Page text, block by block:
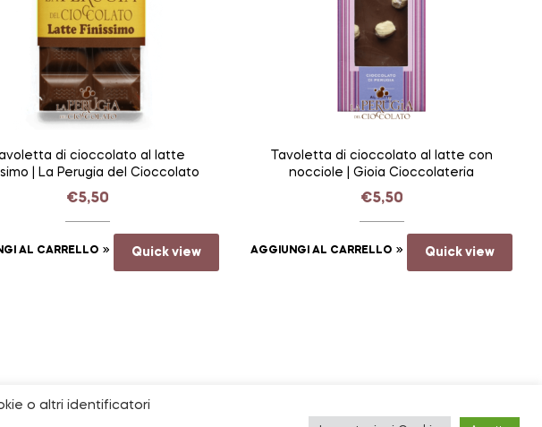
di cioccolato al latte
| La Perugia del Cioccolato
€5,50
AL CARRELLO Quick view
Tavoletta di cioccolato al latte con
nocciole | Gioia Cioccolateria
€5,50
AGGIUNGI AL CARRELLO Quick view
o altri identificatori